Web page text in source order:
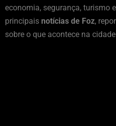
economia, segurança, turismo
principais notícias de Foz,
sobre o que acontece na